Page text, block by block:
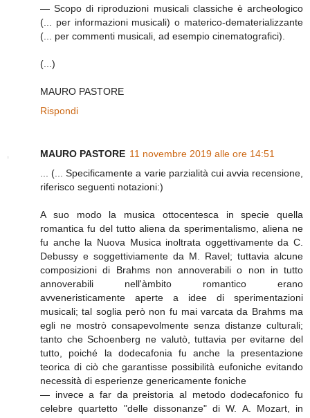
— Scopo di riproduzioni musicali classiche è archeologico
(... per informazioni musicali) o materico-dematerializzante
(... per commenti musicali, ad esempio cinematografici).
(...)
MAURO PASTORE
Rispondi
MAURO PASTORE 11 novembre 2019 alle ore 14:51
... (... Specificamente a varie parzialità cui avvia recensione,
riferisco seguenti notazioni:)
A suo modo la musica ottocentesca in specie quella
romantica fu del tutto aliena da sperimentalismo, aliena ne
fu anche la Nuova Musica inoltrata oggettivamente da C.
Debussy e soggettiviamente da M. Ravel; tuttavia alcune
composizioni di Brahms non annoverabili o non in tutto
annoverabili nell'àmbito romantico erano
avveneristicamente aperte a idee di sperimentazioni
musicali; tal soglia però non fu mai varcata da Brahms ma
egli ne mostrò consapevolmente senza distanze culturali;
tanto che Schoenberg ne valutò, tuttavia per evitarne del
tutto, poiché la dodecafonia fu anche la presentazione
teorica di ciò che garantisse possibilità eufoniche evitando
necessità di esperienze genericamente foniche
— invece a far da preistoria al metodo dodecafonico fu
celebre quartetto "delle dissonanze" di W. A. Mozart, in